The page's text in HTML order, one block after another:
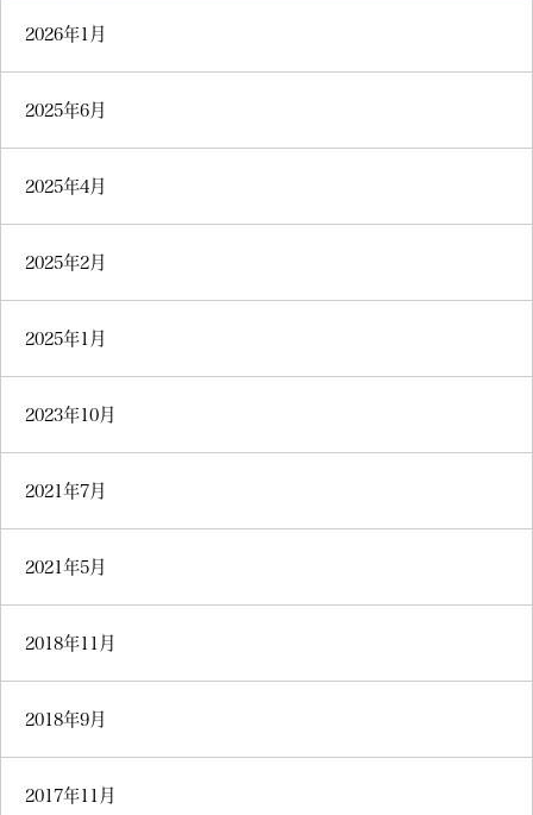
2026年1月
2025年6月
2025年4月
2025年2月
2025年1月
2023年10月
2021年7月
2021年5月
2018年11月
2018年9月
2017年11月